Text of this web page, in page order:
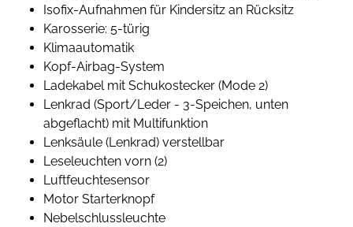
Isofix-Aufnahmen für Kindersitz an Rücksitz
Karosserie: 5-türig
Klimaautomatik
Kopf-Airbag-System
Ladekabel mit Schukostecker (Mode 2)
Lenkrad (Sport/Leder - 3-Speichen, unten
abgeflacht) mit Multifunktion
Lenksäule (Lenkrad) verstellbar
Leseleuchten vorn (2)
Luftfeuchtesensor
Motor Starterknopf
Nebelschlussleuchte